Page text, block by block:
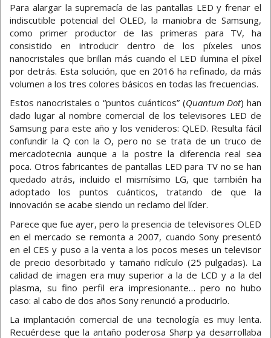
Para alargar la supremacía de las pantallas LED y frenar el
indiscutible potencial del OLED, la maniobra de Samsung,
como primer productor de las primeras para TV, ha
consistido en introducir dentro de los píxeles unos
nanocristales que brillan más cuando el LED ilumina el píxel
por detrás. Esta solución, que en 2016 ha refinado, da más
volumen a los tres colores básicos en todas las frecuencias.
Estos nanocristales o “puntos cuánticos” (Quantum Dot) han
dado lugar al nombre comercial de los televisores LED de
Samsung para este año y los venideros: QLED. Resulta fácil
confundir la Q con la O, pero no se trata de un truco de
mercadotecnia aunque a la postre la diferencia real sea
poca. Otros fabricantes de pantallas LED para TV no se han
quedado atrás, incluido el mismísimo LG, que también ha
adoptado los puntos cuánticos, tratando de que la
innovación se acabe siendo un reclamo del líder.
Parece que fue ayer, pero la presencia de televisores OLED
en el mercado se remonta a 2007, cuando Sony presentó
en el CES y puso a la venta a los pocos meses un televisor
de precio desorbitado y tamaño ridículo (25 pulgadas). La
calidad de imagen era muy superior a la de LCD y a la del
plasma, su fino perfil era impresionante… pero no hubo
caso: al cabo de dos años Sony renunció a producirlo.
La implantación comercial de una tecnología es muy lenta.
Recuérdese que la antaño poderosa Sharp ya desarrollaba